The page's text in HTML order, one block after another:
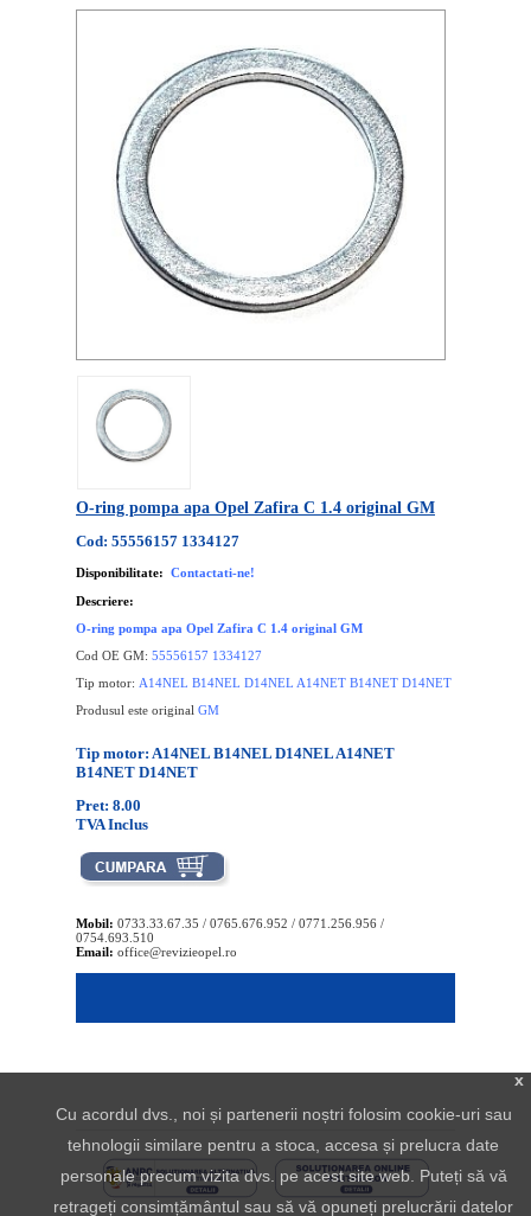
O-ring pompa apa Opel Zafira C 1.4 original GM
Cod: 55556157 1334127
Disponibilitate: Contactati-ne!
Descriere:
O-ring pompa apa Opel Zafira C 1.4 original GM
Cod OE GM: 55556157 1334127
Tip motor: A14NEL B14NEL D14NEL A14NET B14NET D14NET
Produsul este original GM
Tip motor: A14NEL B14NEL D14NEL A14NET
B14NET D14NET
Pret: 8.00
TVA Inclus
Mobil: 0733.33.67.35 / 0765.676.952 / 0771.256.956 /
0754.693.510
Email: office@revizieopel.ro
x
Cu acordul dvs., noi și partenerii noștri folosim cookie-uri sau
tehnologii similare pentru a stoca, accesa și prelucra date
personale precum vizita dvs. pe acest site web. Puteți să vă
retrageți consimțământul sau să vă opuneți prelucrării datelor